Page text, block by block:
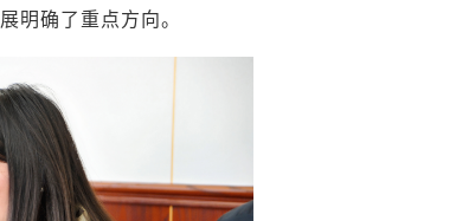
明确了重点方向。